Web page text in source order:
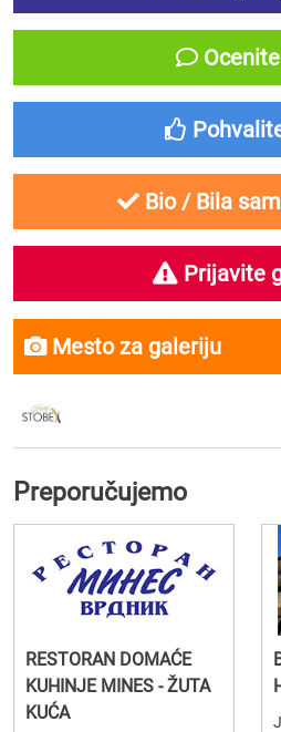
Bio / Bila
Prijavite
Mesto za galeriju
Preporučujemo
RESTORAN DOMAĆE
KUHINJE MINES - ŽUTA
KUĆA